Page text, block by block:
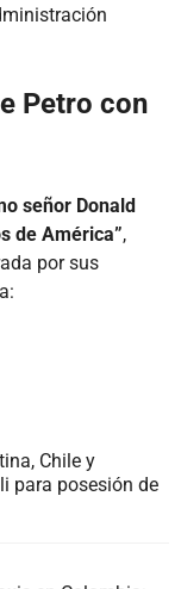
Petro con
señor Donald
de América”,
por sus
Chile y
para posesión de